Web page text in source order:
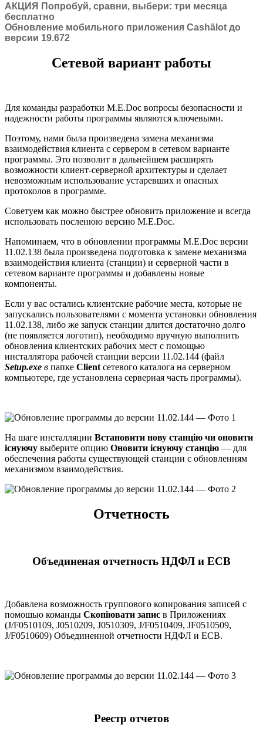
АКЦИЯ Попробуй, сравни, выбери: три месяца
бесплатно
Обновление мобильного приложения Cashӓlot до
версии 19.672
Сетевой вариант работы
Для команды разработки M.E.Doc вопросы безопасности и
надежности работы программы являются ключевыми.
Поэтому, нами была произведена замена механизма
взаимодействия клиента с сервером в сетевом варианте
программы. Это позволит в дальнейшем расширять
возможности клиент-серверной архитектуры и сделает
невозможным использование устаревших и опасных
протоколов в программе.
Советуем как можно быстрее обновить приложение и всегда
использовать посленюю версию M.E.Doс.
Напоминаем, что в обновлении программы M.E.Doc версии
11.02.138 была произведена подготовка к замене механизма
взаимодействия клиента (станции) и серверной части в
сетевом варианте программы и добавлены новые
компоненты.
Если у вас остались клиентские рабочие места, которые не
запускались пользователями с момента установки обновления
11.02.138, либо же запуск станции длится достаточно долго
(не появляется логотип), необходимо вручную выполнить
обновления клиентских рабочих мест с помощью
инсталлятора рабочей станции версии 11.02.144 (файл
Setup.exe в папке Client сетевого каталога на серверном
компьютере, где установлена серверная часть программы).
На шаге инсталляции Встановити нову станцію чи оновити
існуючу выберите опцию Оновити існуючу станцію — для
обеспечения работы существующей станции с обновленням
механизмом взаимодействия.
Отчетность
Объединеная отчетность НДФЛ и ЕСВ
Добавлена возможность группового копирования записей с
помошью команды Скопіювати запис в Приложениях
(J/F0510109, J0510209, J0510309, J/F0510409, JF0510509,
J/F0510609) Объединенной отчетности НДФЛ и ЕСВ.
Реестр отчетов